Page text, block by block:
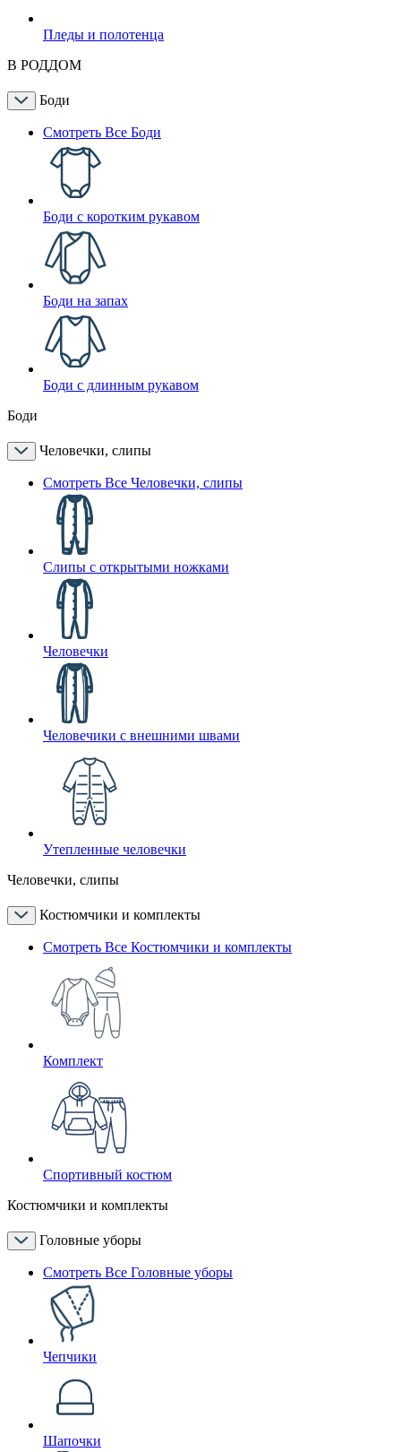
Пледы и полотенца
В РОДДОМ
Боди
Смотреть Все Боди
Боди с коротким рукавом
Боди на запах
Боди с длинным рукавом
Боди
Человечки, слипы
Смотреть Все Человечки, слипы
Слипы с открытыми ножками
Человечки
Человечики с внешними швами
Утепленные человечки
Человечки, слипы
Костюмчики и комплекты
Смотреть Все Костюмчики и комплекты
Комплект
Спортивный костюм
Костюмчики и комплекты
Головные уборы
Смотреть Все Головные уборы
Чепчики
Шапочки